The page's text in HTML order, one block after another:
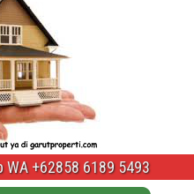
WA +62858 6189 5493